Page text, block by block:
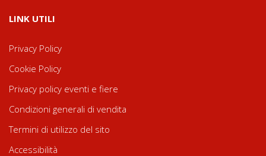
LINK UTILI
Privacy Policy
Cookie Policy
Privacy policy eventi e fiere
Condizioni generali di vendita
Termini di utilizzo del sito
Accessibilità